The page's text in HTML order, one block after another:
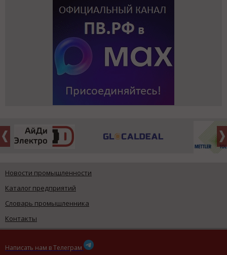
Новости промышленности
Каталог предприятий
Словарь промышленника
Контакты
Написать нам в Телеграм